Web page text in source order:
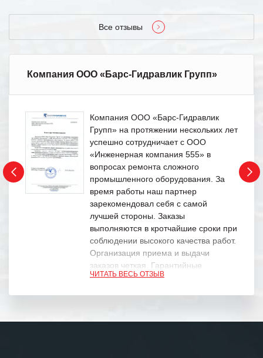
Все отзывы
Компания ООО «Барс-Гидравлик Групп»
Компания ООО «Барс-Гидравлик
Групп» на протяжении нескольких лет
успешно сотрудничает с ООО
«Инженерная компания 555» в
вопросах ремонта сложного
промышленного оборудования. За
время работы наш партнер
зарекомендовал себя с самой
лучшей стороны. Заказы
выполняются в кротчайшие сроки при
соблюдении высокого качества работ.
Организация приема и выдачи
заказов четкая. Гарантийные
обязательства выполняются в
ЧИТАТЬ ВЕСЬ ОТЗЫВ